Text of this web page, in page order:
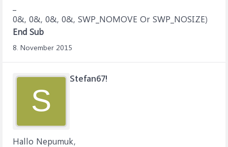
0&, 0&, 0&, 0&, SWP_NOMOVE Or SWP_NOSIZE)
End Sub
8. November 2015
S
Stefan67!
Hallo Nepumuk,